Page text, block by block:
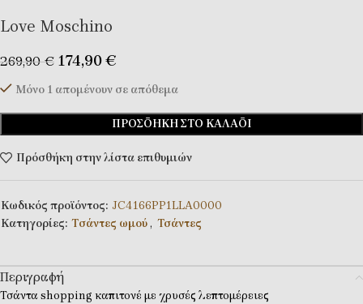
Love Moschino
269,90€ 174,90€
Μόνο 1 απομένουν σε απόθεμα
ΠΡΟΣΘΉΚΗ ΣΤΟ ΚΑΛΆΘΙ
Πρόσθήκη στην λίστα επιθυμιών
Κωδικός προϊόντος: JC4166PP1LLA0000
Κατηγορίες: Tσάντες ωμού, Τσάντες
Περιγραφή
Τσάντα shopping καπιτονέ με χρυσές λεπτομέρειες